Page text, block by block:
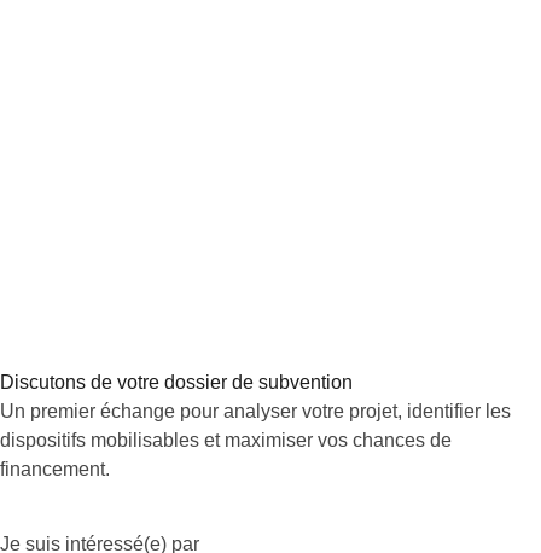
Discutons de votre dossier de subvention
Un premier échange pour analyser votre projet, identifier les
dispositifs mobilisables et maximiser vos chances de
financement.
Je suis intéressé(e) par